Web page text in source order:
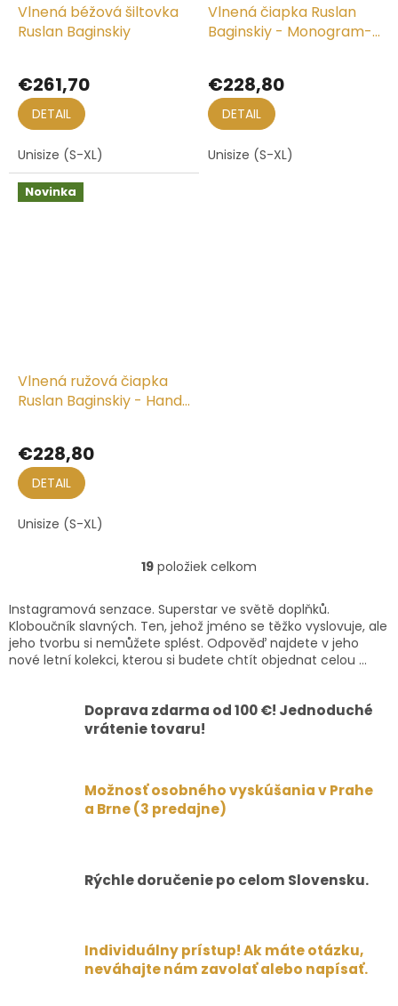
Vlnená béžová šiltovka
Ruslan Baginskiy
€261,70
DETAIL
Unisize (S-XL)
Vlnená čiapka Ruslan
Baginskiy - Monogram-
€228,80
DETAIL
Unisize (S-XL)
Novinka
Vlnená ružová čiapka
Ruslan Baginskiy - Hand-
€228,80
DETAIL
Unisize (S-XL)
O
l
á
d
a
e
p
y
v
s
19 položiek celkom
Instagramová senzace. Superstar ve světě doplňků.
Kloboučník slavných. Ten, jehož jméno se těžko vyslovuje, ale
jeho tvorbu si nemůžete splést. Odpověď najdete v jeho
nové letní kolekci, kterou si budete chtít objednat celou ...
Doprava zdarma od 100 €! Jednoduché
vrátenie tovaru!
Možnosť osobného vyskúšania v Prahe
a Brne (3 predajne)
Rýchle doručenie po celom Slovensku.
Individuálny prístup! Ak máte otázku,
neváhajte nám zavolať alebo napísať.